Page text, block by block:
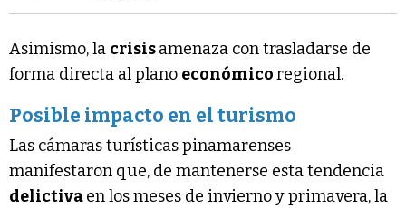
Asimismo, la crisisamenaza con trasladarse de
forma directa al plano económicoregional.
Posible impacto en el turismo
Las cámaras turísticas pinamarenses
manifestaron que, de mantenerse esta tendencia
delictivaen los meses de invierno y primavera, la